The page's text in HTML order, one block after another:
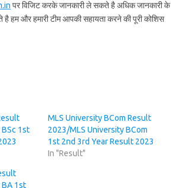
पर विजिट करके जानकारी ले सकते है अधिक जानकारी के
और हमारी टीम आपकी सहायता करने की पूरी कोशिस
1st
MLS University BCom Result
2023/MLS University BCom
1st 2nd 3rd Year Result 2023
In "Result"
BA 1st